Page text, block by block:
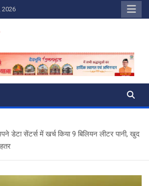
2026
डेटा सेंटर्स में खर्च किया 9 बिलियन लीटर पानी, खुद